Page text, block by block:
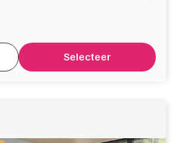
Selecteer